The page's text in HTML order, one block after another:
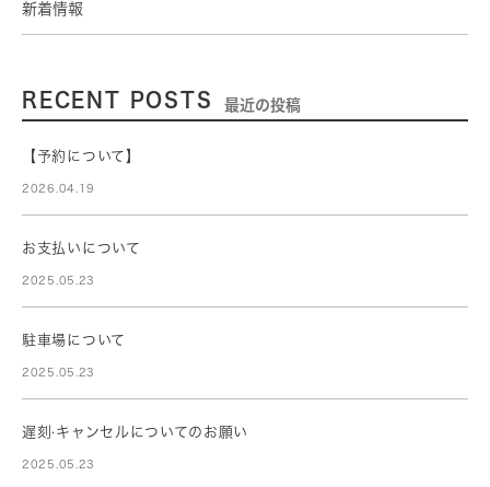
新着情報
RECENT POSTS 最近の投稿
【予約について】
2026.04.19
お支払いについて
2025.05.23
駐車場について
2025.05.23
遅刻·キャンセルについてのお願い
2025.05.23